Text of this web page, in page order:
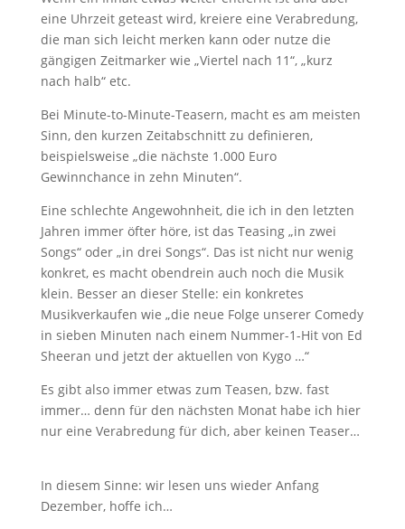
eine Uhrzeit geteast wird, kreiere eine Verabredung,
die man sich leicht merken kann oder nutze die
gängigen Zeitmarker wie „Viertel nach 11“, „kurz
nach halb“ etc.
Bei Minute-to-Minute-Teasern, macht es am meisten
Sinn, den kurzen Zeitabschnitt zu definieren,
beispielsweise „die nächste 1.000 Euro
Gewinnchance in zehn Minuten“.
Eine schlechte Angewohnheit, die ich in den letzten
Jahren immer öfter höre, ist das Teasing „in zwei
Songs“ oder „in drei Songs“. Das ist nicht nur wenig
konkret, es macht obendrein auch noch die Musik
klein. Besser an dieser Stelle: ein konkretes
Musikverkaufen wie „die neue Folge unserer Comedy
in sieben Minuten nach einem Nummer-1-Hit von Ed
Sheeran und jetzt der aktuellen von Kygo …“
Es gibt also immer etwas zum Teasen, bzw. fast
immer… denn für den nächsten Monat habe ich hier
nur eine Verabredung für dich, aber keinen Teaser…
In diesem Sinne: wir lesen uns wieder Anfang
Dezember, hoffe ich…